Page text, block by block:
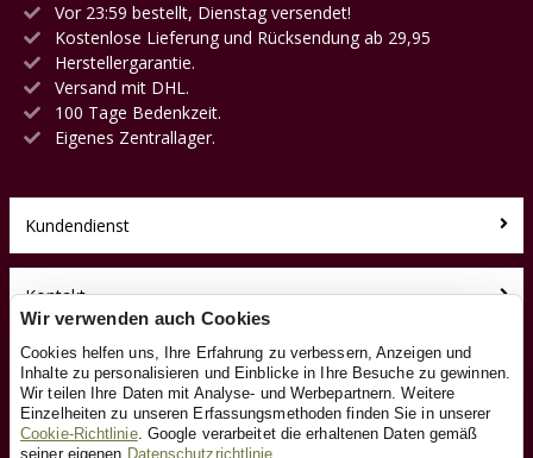
Vor 23:59 bestellt, Dienstag versendet!
Kostenlose Lieferung und Rücksendung ab 29,95
Herstellergarantie.
Versand mit DHL.
100 Tage Bedenkzeit.
Eigenes Zentrallager.
Kundendienst
Kontakt
Über uns
Toyfan BV
Laufradxl.de
Wir verwenden auch Cookies
Cookies helfen uns, Ihre Erfahrung zu verbessern, Anzeigen und
Inhalte zu personalisieren und Einblicke in Ihre Besuche zu gewinnen.
Wir teilen Ihre Daten mit Analyse- und Werbepartnern. Weitere
Einzelheiten zu unseren Erfassungsmethoden finden Sie in unserer
Cookie-Richtlinie. Google verarbeitet die erhaltenen Daten gemäß
seiner eigenen Datenschutzrichtlinie